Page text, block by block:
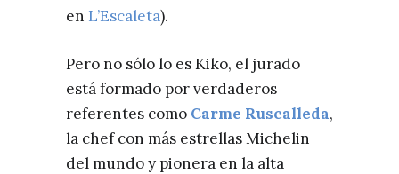
en L’Escaleta).
Pero no sólo lo es Kiko, el jurado
está formado por verdaderos
referentes como Carme Ruscalleda,
la chef con más estrellas Michelin
del mundo y pionera en la alta